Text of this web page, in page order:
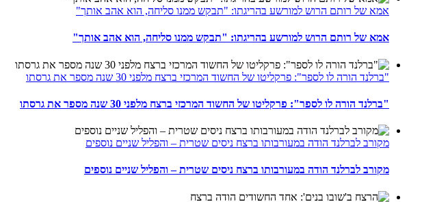
אמא של רותם הרוש למורשע בהריגתו: "תבקש ממנו סליחה, הוא אהב אותך"
אמא של רותם הרוש למורשע בהריגתו: "תבקש ממנו סליחה, הוא אהב אותך"
"ברלנד הורה לו לספר": פרקליטו של החשוד המרכזי ברצח מלפני 30 שנה מספר את גרסתו
"ברלנד הורה לו לספר": פרקליטו של החשוד המרכזי ברצח מלפני 30 שנה מספר את גרסתו
מקורב לברלנד הודה במעורבותו ברצח ניסים שטרית – והפליל שניים נוספים
מקורב לברלנד הודה במעורבותו ברצח ניסים שטרית – והפליל שניים נוספים